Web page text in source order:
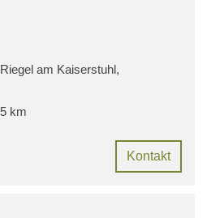
Riegel am Kaiserstuhl,
5 km
Kontakt